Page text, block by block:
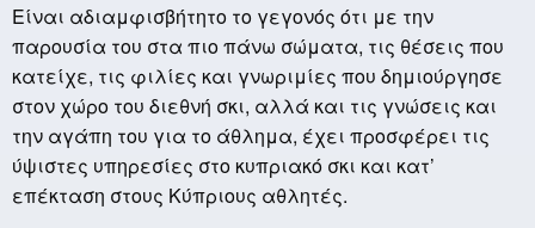
Είναι αδιαμφισβήτητο το γεγονός ότι με την
παρουσία του στα πιο πάνω σώματα, τις θέσεις που
κατείχε, τις φιλίες και γνωριμίες που δημιούργησε
στον χώρο του διεθνή σκι, αλλά και τις γνώσεις και
την αγάπη του για το άθλημα, έχει προσφέρει τις
ύψιστες υπηρεσίες στο κυπριακό σκι και κατ’
επέκταση στους Κύπριους αθλητές.